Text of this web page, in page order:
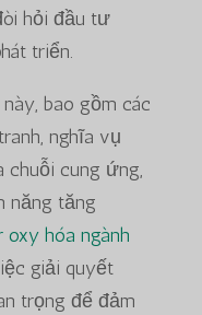
hỏi đầu tư
triển.
bao gồm các
nghĩa vụ
cung ứng,
năng tăng
oxy hóa ngành
giải quyết
trọng để đảm